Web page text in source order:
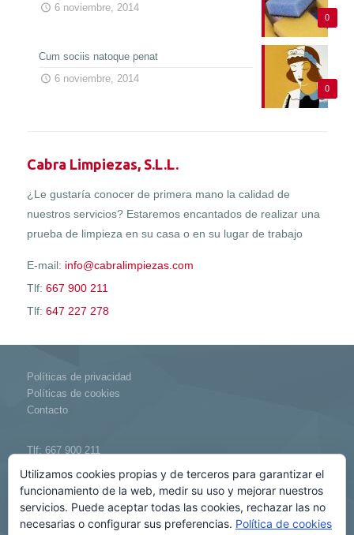
0
6 noviembre, 2014
0
Cum sociis natoque penat
6 noviembre, 2014
Cabra Limpiezas, S.L.L.
¿Le gustaría conocer de primera mano la calidad de
nuestros servicios? Estaremos encantados de realizar una
prueba de limpieza en su casa o en su lugar de trabajo
E-mail: info@cabralimpiezas.com
Tlf: 667 900 211
Tlf: 647 227 278
Políticas de privacidad
Políticas de cookies
Contacto
Tlf: 667 900 211
E-mail:
info@cabralimpiezas.com
Cabra Limpieza S.L.L.
Utilizamos cookies propias y de terceros para garantizar el
funcionamiento de la web, medir su uso y mejorar nuestros
servicios. Puede aceptar todas las cookies, rechazar las no
necesarias o configurar sus preferencias. Política de cookies